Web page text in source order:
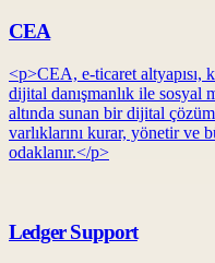
CEA
<p>CEA, e-ticaret altyapısı,
dijital danışmanlık ile sosyal
altında sunan bir dijital
varlıklarını kurar, yönetir ve
odaklanır.</p>
Ledger Support